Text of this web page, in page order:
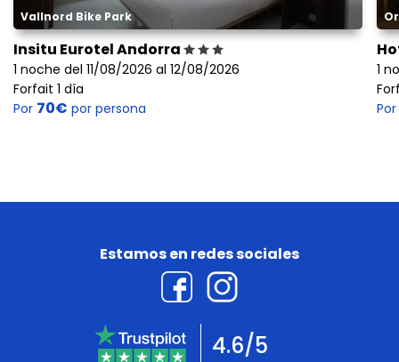
Vallnord Bike Park
Insitu Eurotel Andorra
1 noche del 11/08/2026 al 12/08/2026
Forfait 1 día
Por 70€ por persona
1
Por
Estamos en redes sociales
4.6/5